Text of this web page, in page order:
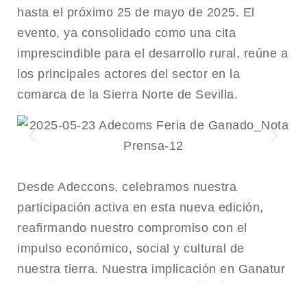
hasta el próximo 25 de mayo de 2025. El
evento, ya consolidado como una cita
imprescindible para el desarrollo rural, reúne a
los principales actores del sector en la
comarca de la Sierra Norte de Sevilla.
Desde Adeccons, celebramos nuestra
participación activa en esta nueva edición,
reafirmando nuestro compromiso con el
impulso económico, social y cultural de
nuestra tierra. Nuestra implicación en Ganatur